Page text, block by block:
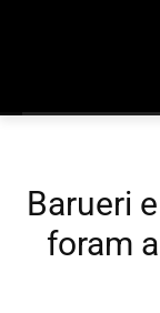
Barueri
foram